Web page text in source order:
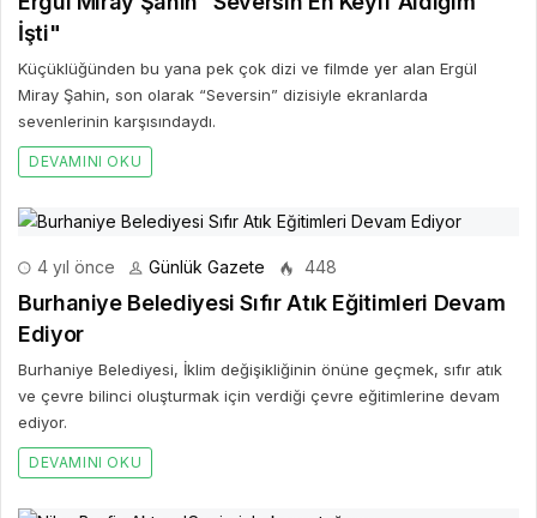
İşti"
Küçüklüğünden bu yana pek çok dizi ve filmde yer alan Ergül
Miray Şahin, son olarak “Seversin” dizisiyle ekranlarda
sevenlerinin karşısındaydı.
DEVAMINI OKU
4 yıl önce Günlük Gazete 448
Burhaniye Belediyesi Sıfır Atık Eğitimleri Devam
Ediyor
Burhaniye Belediyesi, İklim değişikliğinin önüne geçmek, sıfır atık
ve çevre bilinci oluşturmak için verdiği çevre eğitimlerine devam
ediyor.
DEVAMINI OKU